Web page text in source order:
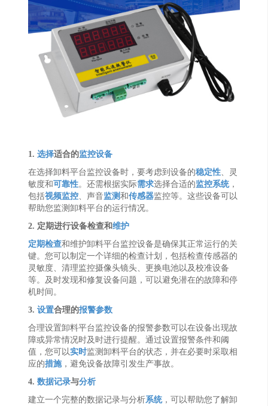
1.选择适合的监控设备
在选择卸料平台监控设备时，要考虑到设备的稳定性 、灵
敏度和可靠性。还需根据实际需求选择合适的监控系统，
包括视频监控 、声音监测和传感器监控等。这些设备可以
帮助您监测卸料平台的运行情况。
2. 定期进行设备检查和维护
定期检查和维护卸料平台监控设备是确保其正常运行的关
键。您可以制定一个详细的检查计划，包括检查传感器的
灵敏度、清理监控摄像头镜头、更换电池以及校准设备
等。及时发现和修复设备问题，可以避免潜在的故障和停
机时间。
3.设置合理的报警参数
合理设置卸料平台监控设备的报警参数可以在设备出现故
障或异常情况时及时进行提醒。通过设置报警条件和阈
值，您可以实时监测卸料平台的状态，并在必要时采取相
应的措施，避免设备故障引发生产事故。
4.数据记录与分析
建立一个完整的数据记录与分析系统，可以帮助您了解卸